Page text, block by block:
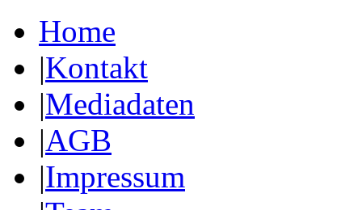
Home
|Kontakt
|Mediadaten
|AGB
|Impressum